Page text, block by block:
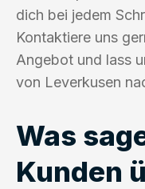
dich bei jedem
Kontaktiere uns
Angebot und lass
von Leverkusen
Was
Kunden